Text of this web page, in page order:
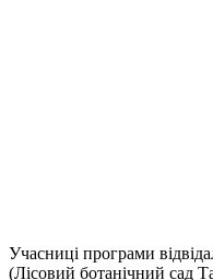
Учасниці програми
(Лісовий ботанічний сад